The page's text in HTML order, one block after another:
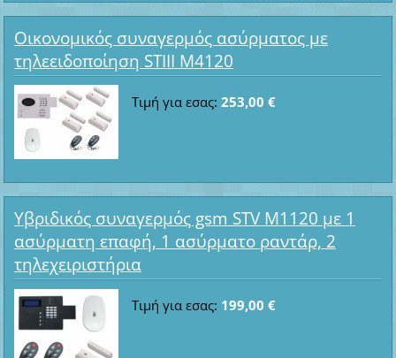
Οικονομικός συναγερμός ασύρματος με
τηλεειδοποίηση STIII M4120
Τιμή για εσας: 253,00 €
Υβριδικός συναγερμός gsm STV M1120 με 1
ασύρματη επαφή, 1 ασύρματο ραντάρ, 2
τηλεχειριστήρια
Τιμή για εσας: 199,00 €